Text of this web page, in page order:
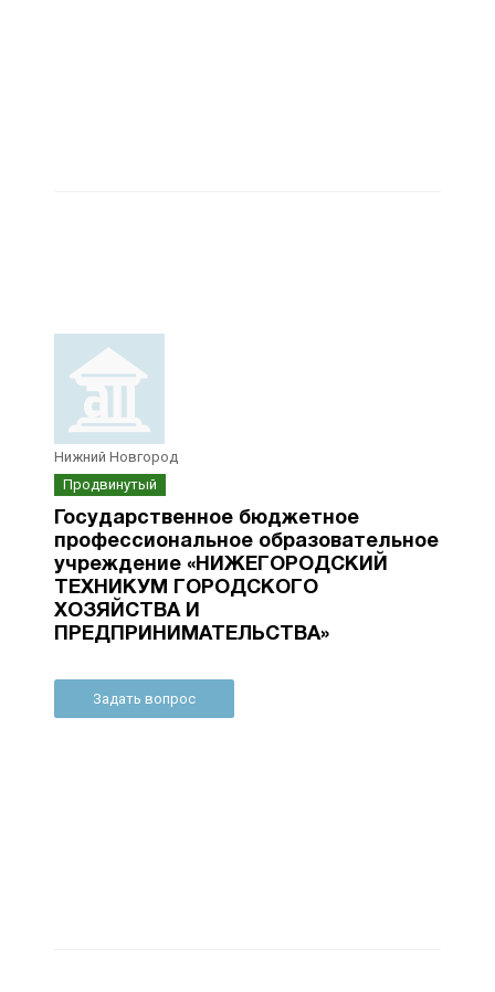
Нижний Новгород
Продвинутый
Государственное бюджетное
профессиональное образовательное
учреждение «НИЖЕГОРОДСКИЙ
ТЕХНИКУМ ГОРОДСКОГО
ХОЗЯЙСТВА И
ПРЕДПРИНИМАТЕЛЬСТВА»
Задать вопрос